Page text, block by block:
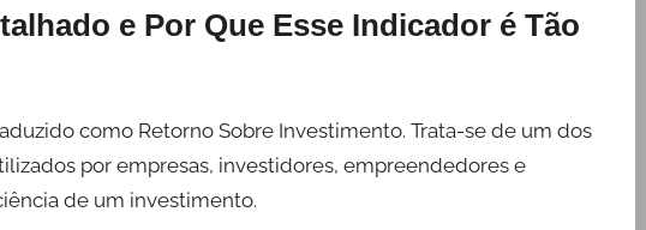
e Por Que Esse Indicador é Tão
como Retorno Sobre Investimento. Trata-se de um dos
por empresas, investidores, empreendedores e
de um investimento.